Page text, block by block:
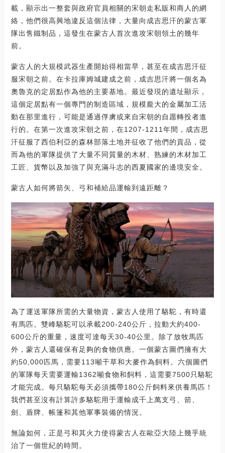
載，顯示出一整套與政府官員相關的宋朝走私販和商人的網
絡，他們很高興地違反這個法律，大量向成吉思汗的蒙古軍
隊出售鐵制品，這發生在蒙古人首次進攻宋朝領土的幾年
前。
蒙古人的大規模武器生產開始得相當早，甚至在成吉思汗征
服宋朝之前。在卡拉庫姆城建成之前，成吉思汗將一個名為
奧魯克的定居點作為他的主要基地。最近發現的遺址顯示，
這個定居點有一個專門的制造區域，規模龐大的金屬加工活
動在那里進行，可能是通過俘虜或來自宋朝的自愿轉投者進
行的。在第一次進攻宋朝之前，在1207-1211年間，成吉思
汗征服了西伯利亞的森林部落土地并征收了他們的貢品，從
而為他的軍隊提供了大量不同質量的木材、熟練的木材加工
工匠、貨幣以及加強了與充滿斗志的西夏國家的邊境安全。
蒙古人如何將箭矢、弓和補給品運輸到遠距離？
為了運送軍隊所需的大量物資，蒙古人使用了駱駝，有時還
有馬匹。雙峰駱駝可以承載200-240公斤，拉動大約400-
600公斤的重量，速度可達每天30-40公里。除了放牧馬匹
外，蒙古人還確保有足夠的食物供應。一個蒙古圖們擁有大
約50,000匹馬，需要113噸干草和大麥作為飼料。六個圖們
的軍隊每天需要運輸1362噸食物和飼料，這需要7500只駱駝
才能完成。每只駱駝每天必須攜帶180公斤飼料來供養馬匹！
我們甚至沒有計算許多駱駝用于運輸成千上萬支弓、箭、
劍、盾牌、帳篷和其他軍事裝備的情況。
無論如何，正是弓和其火力使得蒙古人在歐亞大陸上幾乎統
治了一個世紀的時間。